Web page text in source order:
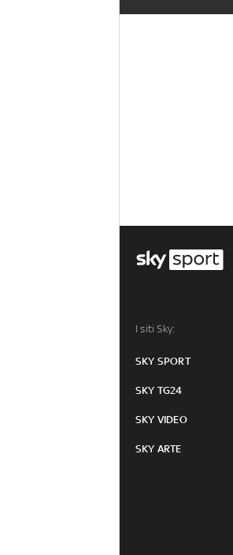
I siti Sky:
SKY SPORT
SKY TG24
SKY VIDEO
SKY ARTE